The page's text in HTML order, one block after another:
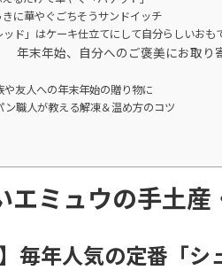
きに華やぐごちそうサンドイッチ
ッド」はケーキ仕立てにして自分らしいおも
年末年始、自分へのご褒美にお取
や友人への年末年始の贈り物に
ン職人が教える解凍＆温め方のコツ
エミュウの手土産
毎年人気の定番「シ